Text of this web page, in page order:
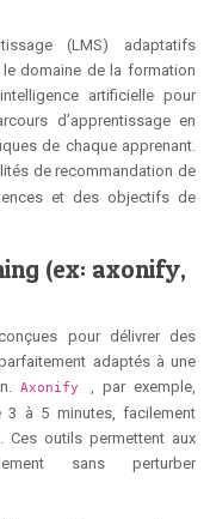
(LMS) adaptatifs
domaine de la formation
artificielle pour
d’apprentissage en
de chaque apprenant.
de recommandation de
et des objectifs de
(ex: axonify,
pour délivrer des
adaptés à une
Axonify, par exemple,
3 à 5 minutes, facilement
Ces outils permettent aux
sans perturber